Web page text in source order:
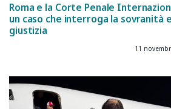
Roma e la Corte Penale
un caso che interroga la sovranità
giustizia
11